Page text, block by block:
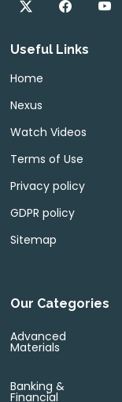
Useful Links
Home
Nexus
Watch Videos
Terms of Use
Privacy policy
GDPR policy
Sitemap
Our Categories
Advanced
Materials
Banking &
Financial